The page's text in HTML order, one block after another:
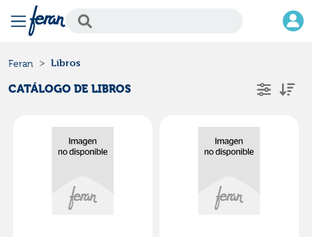
Feran Libros
CATÁLOGO DE LIBROS